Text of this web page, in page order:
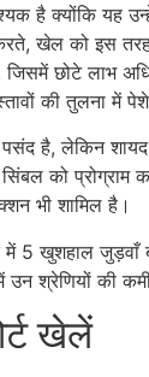
है क्योंकि यह
खेल को इस तरह
छोटे लाभ
की तुलना में
है, लेकिन
को
भी शामिल है।
5 खुशहाल जुड़वाँ
उन श्रेणियों की
खेलें